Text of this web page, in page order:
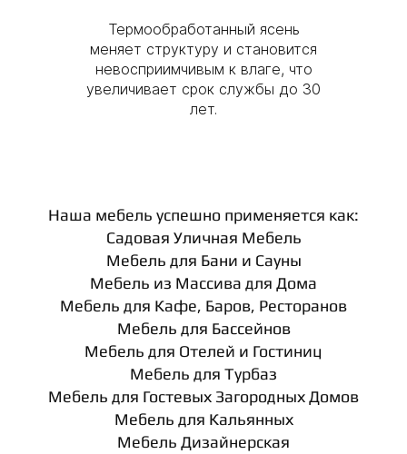
Термообработанный ясень
меняет структуру и становится
невосприимчивым к влаге, что
увеличивает срок службы до 30
лет.
Наша мебель успешно применяется как:
Садовая Уличная Мебель
Мебель для Бани и Сауны
Мебель из Массива для Дома
Мебель для Кафе, Баров, Ресторанов
Мебель для Бассейнов
Мебель для Отелей и Гостиниц
Мебель для Турбаз
Мебель для Гостевых Загородных Домов
Мебель для Кальянных
Мебель Дизайнерская